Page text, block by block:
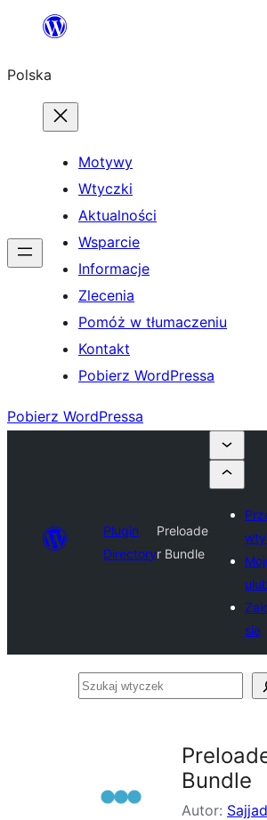
Przejdź
treści
Polska
Motywy
Wtyczki
Aktualności
Wsparcie
Informacje
Zlecenia
Pomóż w tłumaczeniu
Kontakt
Pobierz WordPressa
Pobierz WordPressa
Plugin
Directory
Preloade
r Bundle
się
Szukaj
Bundle
Autor: Sajjad